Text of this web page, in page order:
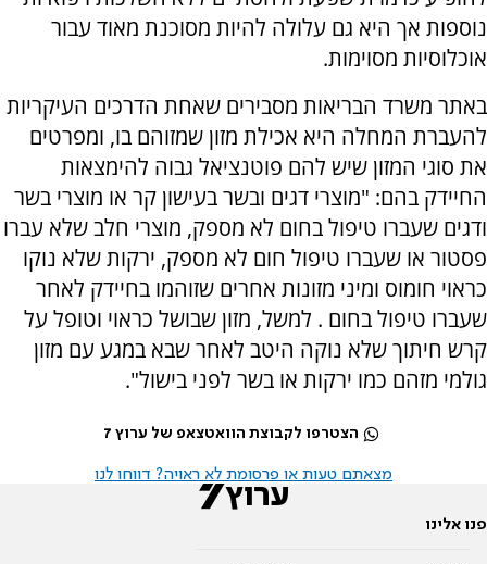
נוספות אך היא גם עלולה להיות מסוכנת מאוד עבור
אוכלוסיות מסוימות.
באתר משרד הבריאות מסבירים שאחת הדרכים העיקריות
להעברת המחלה היא אכילת מזון שמזוהם בו, ומפרטים
את סוגי המזון שיש להם פוטנציאל גבוה להימצאות
החיידק בהם: "מוצרי דגים ובשר בעישון קר או מוצרי בשר
ודגים שעברו טיפול בחום לא מספק, מוצרי חלב שלא עברו
פסטור או שעברו טיפול חום לא מספק, ירקות שלא נוקו
כראוי חומוס ומיני מזונות אחרים שזוהמו בחיידק לאחר
שעברו טיפול בחום . למשל, מזון שבושל כראוי וטופל על
קרש חיתוך שלא נוקה היטב לאחר שבא במגע עם מזון
גולמי מזהם כמו ירקות או בשר לפני בישול".
הצטרפו לקבוצת הוואטצאפ של ערוץ 7
מצאתם טעות או פרסומת לא ראויה? דווחו לנו
פנו אלינו